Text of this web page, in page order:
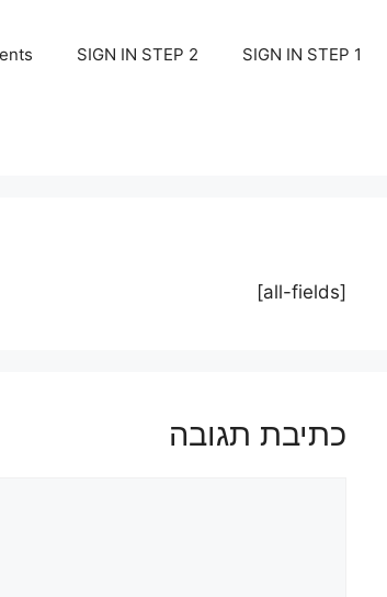
SIGN IN STEP 1
SIGN IN STEP 2
[all-fields]
כתיבת תגובה